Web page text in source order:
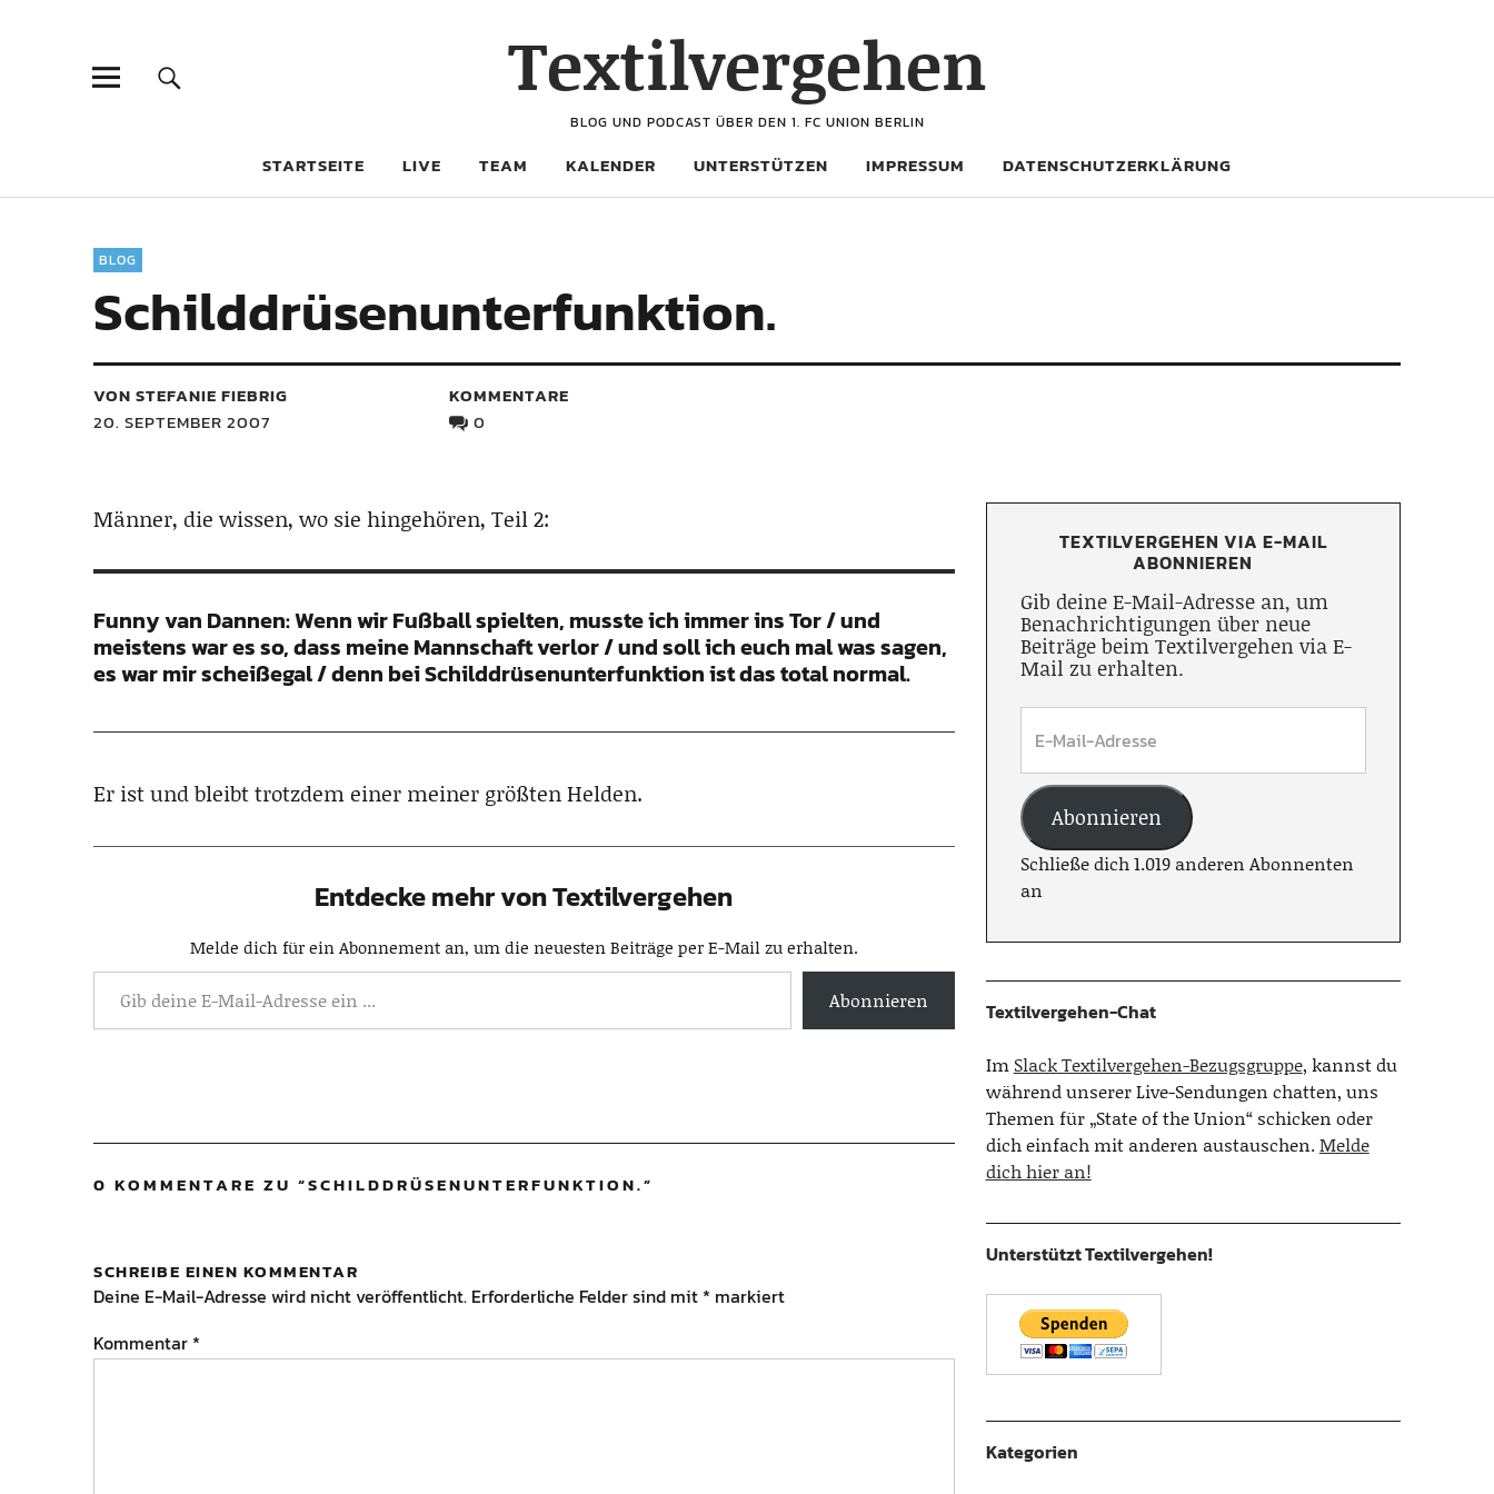
Textilvergehen
BLOG UND PODCAST ÜBER DEN 1. FC UNION BERLIN
STARTSEITE LIVE TEAM KALENDER UNTERSTÜTZEN IMPRESSUM DATENSCHUTZERKLÄRUNG
BLOG
Schilddrüsenunterfunktion.
VON STEFANIE FIEBRIG
20. SEPTEMBER 2007
KOMMENTARE
0
Männer, die wissen, wo sie hingehören, Teil 2:
Funny van Dannen: Wenn wir Fußball spielten, musste ich immer ins Tor / und
meistens war es so, dass meine Mannschaft verlor / und soll ich euch mal was sagen,
es war mir scheißegal / denn bei Schilddrüsenunterfunktion ist das total normal.
Er ist und bleibt trotzdem einer meiner größten Helden.
Entdecke mehr von Textilvergehen
Melde dich für ein Abonnement an, um die neuesten Beiträge per E-Mail zu erhalten.
Abonnieren
0 KOMMENTARE ZU “SCHILDDRÜSENUNTERFUNKTION.”
SCHREIBE EINEN KOMMENTAR
Deine E-Mail-Adresse wird nicht veröffentlicht. Erforderliche Felder sind mit * markiert
Kommentar *
TEXTILVERGEHEN VIA E-MAIL
ABONNIEREN
Gib deine E-Mail-Adresse an, um
Benachrichtigungen über neue
Beiträge beim Textilvergehen via E-
Mail zu erhalten.
Abonnieren
Schließe dich 1.019 anderen Abonnenten
an
Textilvergehen-Chat
Im Slack Textilvergehen-Bezugsgruppe, kannst du
während unserer Live-Sendungen chatten, uns
Themen für „State of the Union“ schicken oder
dich einfach mit anderen austauschen.Melde
dich hier an!
Unterstützt Textilvergehen!
Kategorien